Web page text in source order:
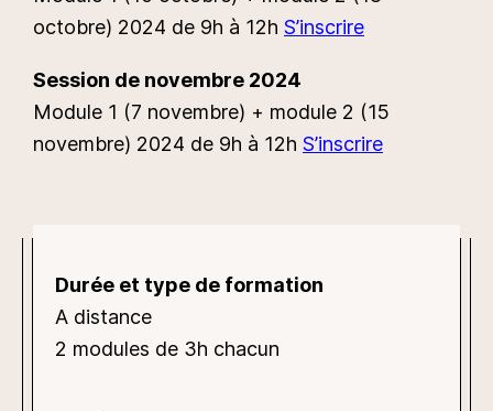
octobre) 2024 de 9h à 12h S’inscrire
Session de novembre 2024
Module 1 (7 novembre) + module 2 (15
novembre) 2024 de 9h à 12h S’inscrire
Durée et type de formation
A distance
2 modules de 3h chacun